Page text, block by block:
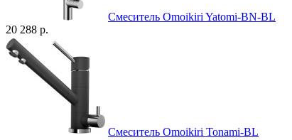
Смеситель Omoikiri Yatomi-BN-BL
20 288 р.
Смеситель Omoikiri Tonami-BL